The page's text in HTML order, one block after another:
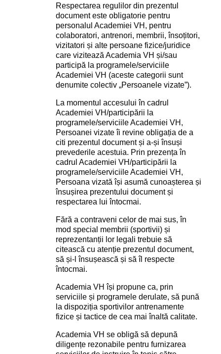
Respectarea regulilor din prezentul
document este obligatorie pentru
personalul Academiei VH, pentru
colaboratori, antrenori, membrii, însoțitori,
vizitatori și alte persoane fizice/juridice
care vizitează Academia VH și/sau
participă la programele/serviciile
Academiei VH (aceste categorii sunt
denumite colectiv „Persoanele vizate”).
La momentul accesului în cadrul
Academiei VH/participării la
programele/serviciile Academiei VH,
Persoanei vizate îi revine obligația de a
citi prezentul document și a-și însuși
prevederile acestuia. Prin prezența în
cadrul Academiei VH/participării la
programele/serviciile Academiei VH,
Persoana vizată își asumă cunoașterea și
însușirea prezentului document și
respectarea lui întocmai.
Fără a contraveni celor de mai sus, în
mod special membrii (sportivii) și
reprezentanții lor legali trebuie să
citească cu atenție prezentul document,
să și-l însușească și să îl respecte
întocmai.
Academia VH își propune ca, prin
serviciile și programele derulate, să pună
la dispoziția sportivilor antrenamente
fizice și tactice de cea mai înaltă calitate.
Academia VH se obligă să depună
diligențe rezonabile pentru furnizarea